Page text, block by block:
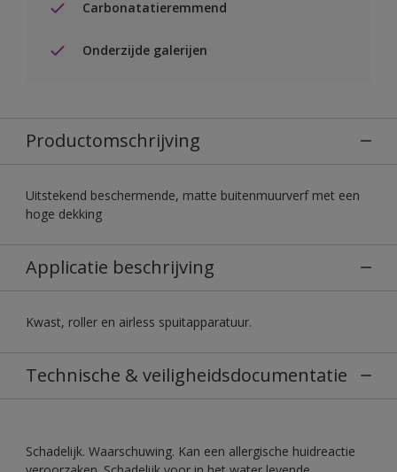
Carbonatatieremmend
Onderzijde galerijen
Productomschrijving
Uitstekend beschermende, matte buitenmuurverf met een
hoge dekking
Applicatie beschrijving
Kwast, roller en airless spuitapparatuur.
Technische & veiligheidsdocumentatie
Schadelijk. Waarschuwing. Kan een allergische huidreactie